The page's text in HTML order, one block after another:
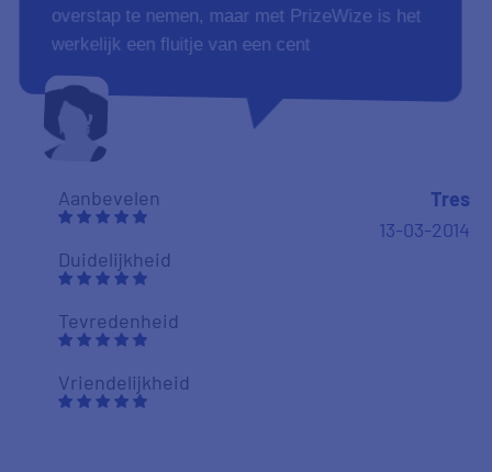
overstap te nemen, maar met PrizeWize is het
werkelijk een fluitje van een cent
Aanbevelen
Duidelijkheid
Tevredenheid
Vriendelijkheid
Tres
13-03-2014